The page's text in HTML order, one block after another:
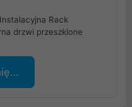
Rack
drzwi przeszklone